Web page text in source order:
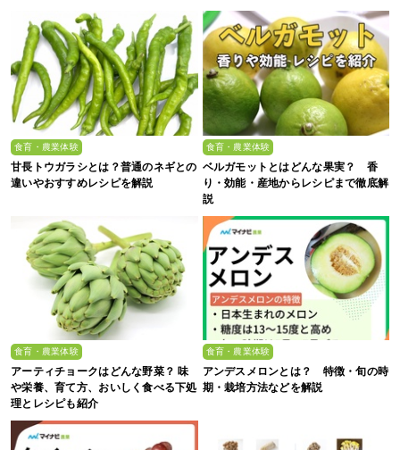
食育・農業体験
甘長トウガラシとは？普通のネギとの
違いやおすすめレシピを解説
食育・農業体験
ベルガモットとはどんな果実？ 香
り・効能・産地からレシピまで徹底解
説
食育・農業体験
アーティチョークはどんな野菜？ 味
や栄養、育て方、おいしく食べる下処
理とレシピも紹介
食育・農業体験
アンデスメロンとは？ 特徴・旬の時
期・栽培方法などを解説